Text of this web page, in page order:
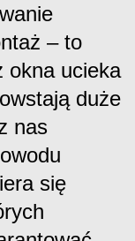
– to
okna ucieka
duże
nas
się